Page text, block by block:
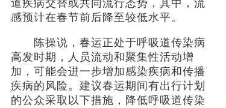
道疾病交替或共同流行态势，其中，流
感预计在春节前后降至较低水平。
陈操说，春运正处于呼吸道传染病
高发时期，人员流动和聚集性活动增
加，可能会进一步增加感染疾病和传播
疾病的风险。建议春运期间有出行计划
的公众采取以下措施，降低呼吸道传染